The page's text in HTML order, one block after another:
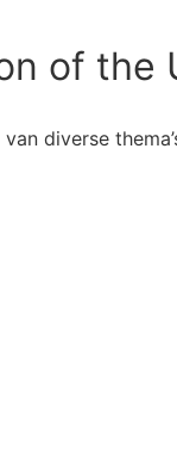
of
diverse